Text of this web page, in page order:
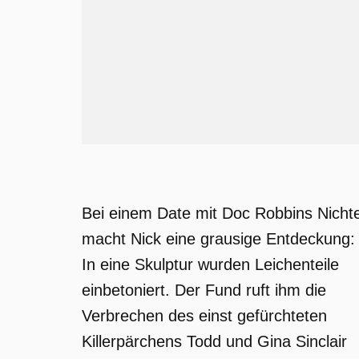
Bei einem Date mit Doc Robbins
macht Nick eine grausige Entdeckung:
In eine Skulptur wurden Leichenteile
einbetoniert. Der Fund ruft ihm die
Verbrechen des einst gefürchteten
Killerpärchens Todd und Gina Sinclair